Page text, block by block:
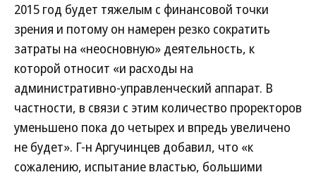
2015 год будет тяжелым с финансовой точки
зрения и потому он намерен резко сократить
затраты на «неосновную» деятельность, к
которой относит «и расходы на
административно-управленческий аппарат. В
частности, в связи с этим количество проректоров
уменьшено пока до четырех и впредь увеличено
не будет». Г-н Аргучинцев добавил, что «к
сожалению, испытание властью, большими